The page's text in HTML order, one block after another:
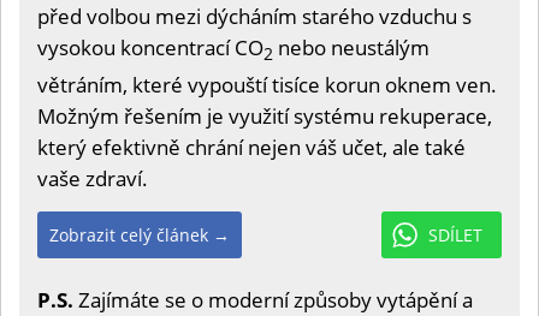
před volbou mezi dýcháním starého vzduchu s
vysokou koncentrací CO2 nebo neustálým
větráním, které vypouští tisíce korun oknem ven.
Možným řešením je využití systému rekuperace,
který efektivně chrání nejen váš učet, ale také
vaše zdraví.
SDÍLET
Zobrazit celý článek →
P.S. Zajímáte se o moderní způsoby vytápění a